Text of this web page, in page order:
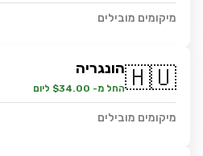
מיקומים מובילים
🇭🇺הונגריה
החל מ- $34.00 ליום
מיקומים מובילים